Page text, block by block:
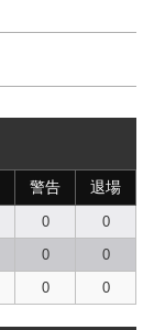
警告 退場
0
0
0
0
0 0